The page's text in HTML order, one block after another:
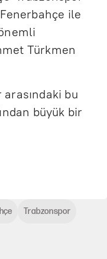
ile
Türkmen
bu
büyük bir
Trabzonspor